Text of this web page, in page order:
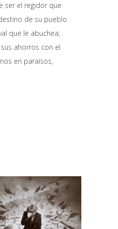
ser el regidor que
de su pueblo
que le abuchea;
ahorros con el
en paraísos,